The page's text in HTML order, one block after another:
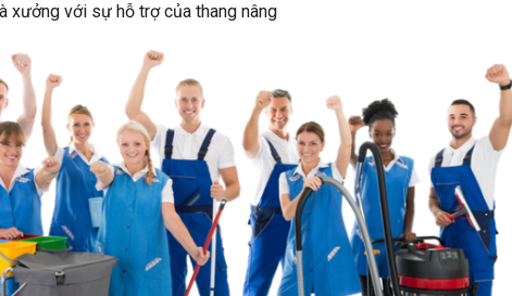
xưởng với sự hỗ trợ của thang nâng